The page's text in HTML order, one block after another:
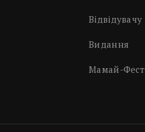
Відвідувачу
Видання
Мамай-Фест